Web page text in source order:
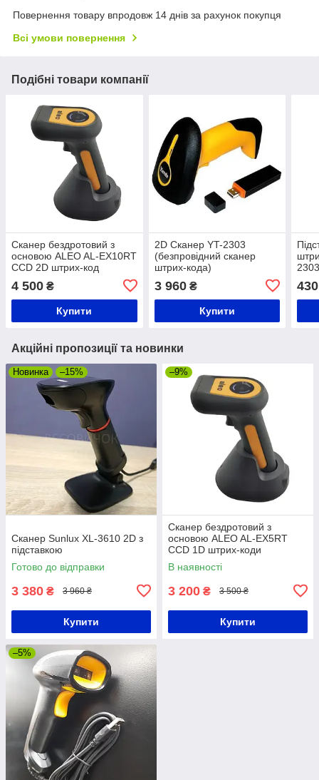
Повернення товару впродовж 14 днів за рахунок покупця
Всі умови повернення
Подібні товари компанії
Сканер бездротовий з
основою ALEO AL-EX10RT
CCD 2D штрих-код
4 500 ₴
Купити
2D Сканер YT-2303
(безпровідний сканер
штрих-кода)
3 960₴
Купити
430
Акційні пропозиції та новинки
Новинка –15%
Сканер Sunlux XL-3610 2D з
підставкою
Готово до відправки
3 380 ₴ 3 960 ₴
Купити
–9%
Сканер бездротовий з
основою ALEO AL-EX5RT
CCD 1D штрих-коди
В наявності
3 200 ₴ 3 500 ₴
Купити
–5%